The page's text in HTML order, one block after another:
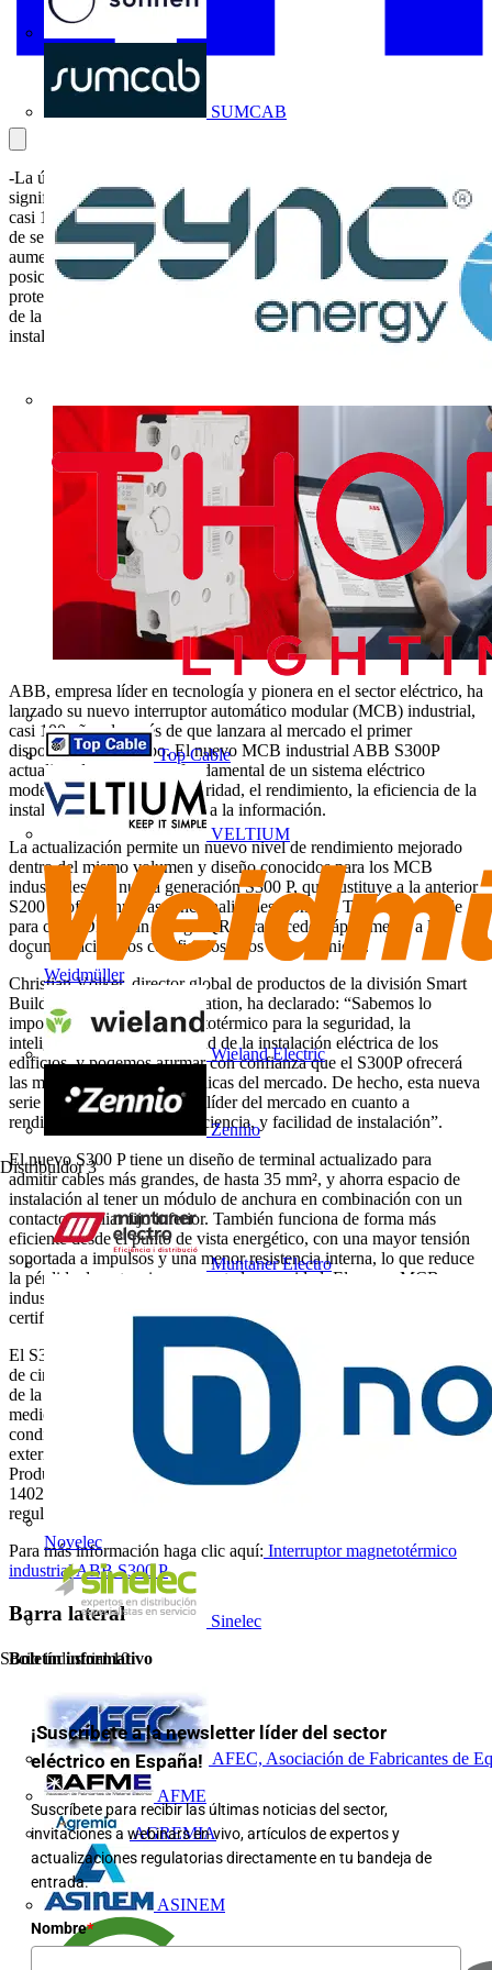
SUMCAB
Top Cable
VELTIUM
Weidmüller
Wieland Electric
Zennio
Distribuidor 3
Muntaner Electro
Novelec
Sinelec
Socio industrial 10
AFEC, Asociación de Fabricantes de
AFME
AGREMIA
ASINEM
-La última actualización de un componente eléctrico crítico mejora
significativamente el rendimiento, la seguridad y la sostenibilidad
casi 100 años después de su invención original. Las características
de seguridad del nuevo magnetotérmico de ABB incluyen un
aumento de la tensión de impulso soportada y un indicador de
posición de disparo (TPI) integrado para mostrar el estado de la
protección. Las prestaciones del nuevo S300P se deben al aumento
de la capacidad de corte y el dispositivo también ofrece facilidad de
instalación y mantenimiento.
ABB, empresa líder en tecnología y pionera en el sector eléctrico, ha
lanzado su nuevo interruptor automático modular (MCB) industrial,
casi 100 años después de que lanzara al mercado el primer
dispositivo de este tipo. El nuevo MCB industrial ABB S300P
actualiza el componente fundamental de un sistema eléctrico
moderno, mejorando la seguridad, el rendimiento, la eficiencia de la
instalación y la accesibilidad a la información.
La actualización permite un nuevo nivel de rendimiento mejorado
dentro del mismo volumen y diseño conocidos para los MCB
industriales. La nueva generación S300 P, que sustituye a la anterior
S200 P, ofrece nuevas funcionalidades, como el TPI, el clip doble
para carril DIN y un código QR para acceder rápidamente a la
documentación, los certificados y los datos técnicos.
Christian Völker, director global de productos de la división Smart
Buildings de ABB Electrification, ha declarado: “Sabemos lo
importante que es un magnetotérmico para la seguridad, la
inteligencia y la sostenibilidad de la instalación eléctrica de los
edificios, y podemos afirmar con confianza que el S300P ofrecerá
las mejores prestaciones técnicas del mercado. De hecho, esta nueva
serie de magnetotérmicos es líder del mercado en cuanto a
rendimiento, seguridad y eficiencia, y facilidad de instalación”.
El nuevo S300 P tiene un diseño de terminal actualizado para
admitir cables más grandes, de hasta 35 mm², y ahorra espacio de
instalación al tener un módulo de anchura en combinación con un
contacto auxiliar fijo inferior. También funciona de forma más
eficiente desde el punto de vista energético, con una mayor tensión
soportada a impulsos y una menor resistencia interna, lo que reduce
la pérdida de potencia y aumenta la seguridad. El nuevo MCB
industrial se puede utilizar en todo el mundo y cuenta con las
certificaciones mundiales pertinentes.
El S300 P es el primer MCB evaluado según el marco de productos
de circularidad de ABB y aplicado con la etiqueta
EcoSolutions™
de la empresa, para una total transparencia sobre el impacto
medioambiental a lo largo del ciclo de vida del producto. Como
condición previa, el producto también ha sido verificado
externamente mediante Declaraciones Medioambientales de
Producto (EPD) de Tipo III, de conformidad con la norma ISO
14025 y en apoyo de las exigencias mundiales de clientes y
reguladores de cadenas de suministro más sostenibles.
Para más información haga clic aquí: Interruptor magnetotérmico
industrial ABB S300 P
Barra lateral
Boletín informativo
¡Suscríbete a la newsletter líder del sector
eléctrico en España!
Suscríbete para recibir las últimas noticias del sector,
invitaciones a webinars en vivo, artículos de expertos y
actualizaciones regulatorias directamente en tu bandeja de
entrada.
Nombre*